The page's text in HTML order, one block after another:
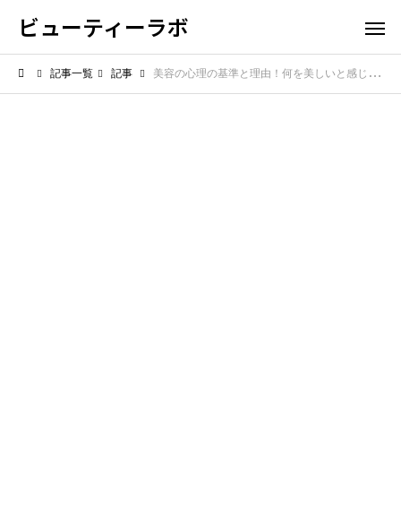
ビューティーラボ
記事一覧 記事 美容の心理の基準と理由！何を美しいと感じるかの価値観の多様性